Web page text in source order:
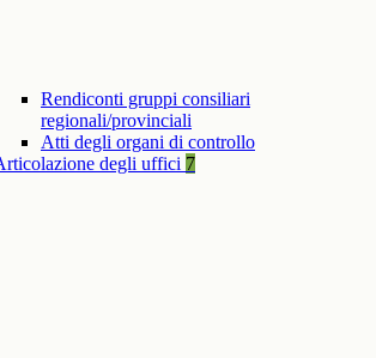
Rendiconti gruppi consiliari
regionali/provinciali
Atti degli organi di controllo
degli uffici 7